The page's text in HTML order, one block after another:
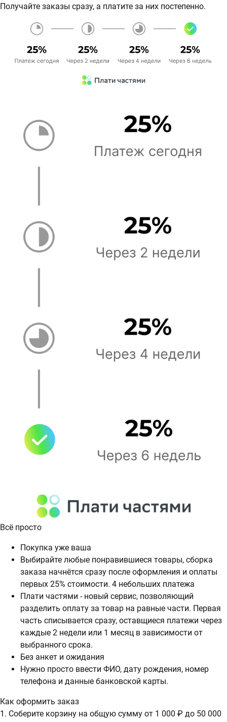
Получайте заказы сразу, а платите за них постепенно.
Всё просто
Покупка уже ваша
Выбирайте любые понравившиеся товары, сборка
заказа начнётся сразу после оформления и оплаты
первых 25% стоимости. 4 небольших платежа
Плати частями - новый сервис, позволяющий
разделить оплату за товар на равные части. Первая
часть списывается сразу, оставщиеся платежи через
каждые 2 недели или 1 месяц в зависимости от
выбранного срока.
Без анкет и ожидания
Нужно просто ввести ФИО, дату рождения, номер
телефона и данные банковской карты.
Как оформить заказ
1. Соберите корзину на общую сумму от 1 000 ₽ до 50 000